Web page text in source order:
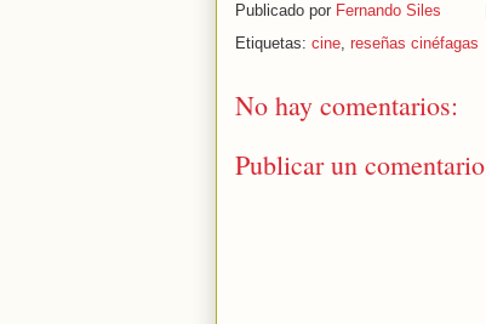
Publicado por Fernando Siles
Etiquetas: cine, reseñas cinéfagas
No hay comentarios:
Publicar un comentario